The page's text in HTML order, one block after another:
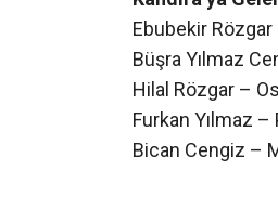
Furkan Yılmaz –
Bican Cengiz –
Kandıra’ya
Kararname ile
belli oldu.